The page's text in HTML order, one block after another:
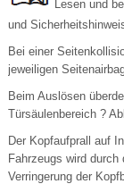
Lesen und
und
Bei einer
jeweiligen
Beim Auslösen
Türsäulenbereich ?
Der Kopfaufprall auf
Fahrzeugs wird
Verringerung der